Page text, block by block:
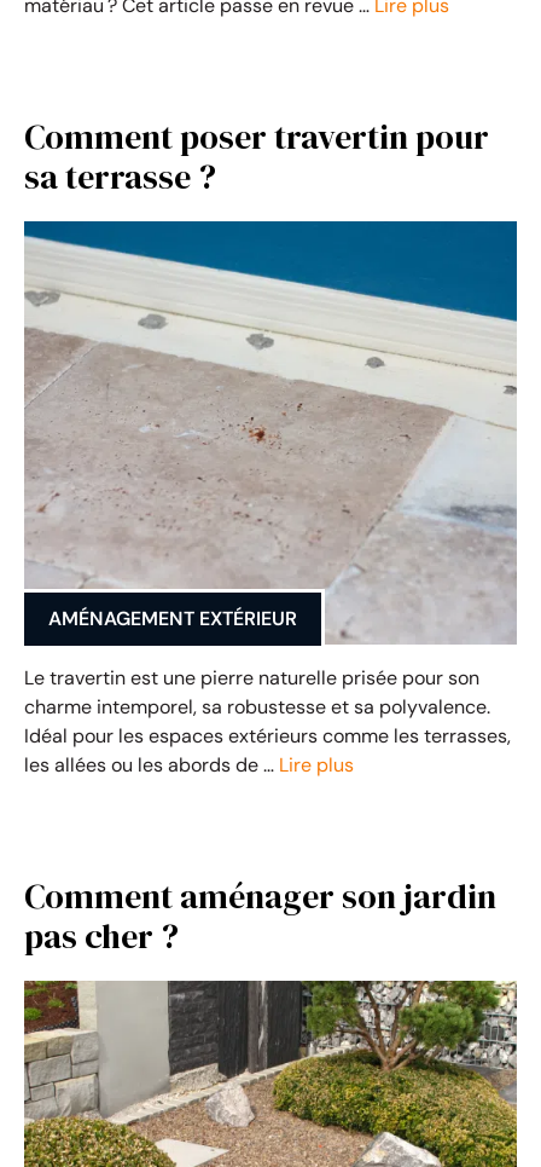
matériau ? Cet article passe en revue … Lire plus
Comment poser travertin pour
sa terrasse ?
AMÉNAGEMENT EXTÉRIEUR
Le travertin est une pierre naturelle prisée pour son
charme intemporel, sa robustesse et sa polyvalence.
Idéal pour les espaces extérieurs comme les terrasses,
les allées ou les abords de … Lire plus
Comment aménager son jardin
pas cher ?